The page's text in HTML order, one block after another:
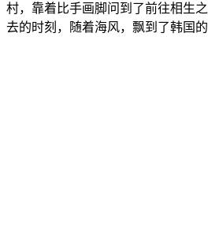
村，靠着比手画脚问到了前往相生
去的时刻，随着海风，飘到了韩国的